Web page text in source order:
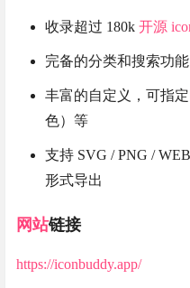
收录超过 180k 开源
完备的分类和搜索功能
丰富的自定义，可指定
色）等
支持 SVG / PNG /
形式导出
网站链接
https://iconbuddy.app/